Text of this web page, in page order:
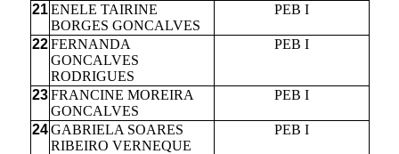
21 ENELE TAIRINE
BORGES GONCALVES
PEB I
22 FERNANDA
GONCALVES
RODRIGUES
PEB I
23 FRANCINE MOREIRA
GONCALVES
PEB I
24 GABRIELA SOARES
RIBEIRO VERNEQUE
PEB I